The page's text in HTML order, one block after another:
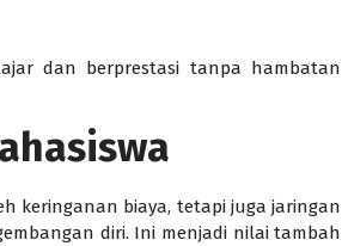
dan berprestasi tanpa hambatan
keringanan biaya, tetapi juga jaringan
diri. Ini menjadi nilai tambah